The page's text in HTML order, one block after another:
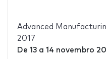
Advanced
2017
De 13a 14 novembro